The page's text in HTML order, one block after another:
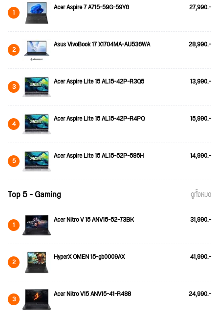
1 Acer Aspire 7 A715-59G-59Y6 27,990.-
2 Asus VivoBook 17 X1704MA-AU536WA 28,990.-
3 Acer Aspire Lite 15 AL15-42P-R3Q5 13,990.-
4 Acer Aspire Lite 15 AL15-42P-R4PQ 15,990.-
5 Acer Aspire Lite 15 AL15-52P-586H 14,990.-
Top 5 - Gaming ดูทั้งหมด
1 Acer Nitro V 15 ANV15-52-73BK 31,990.-
2 HyperX OMEN 15-gb0009AX 41,990.-
3 Acer Nitro V15 ANV15-41-R488 24,990.-